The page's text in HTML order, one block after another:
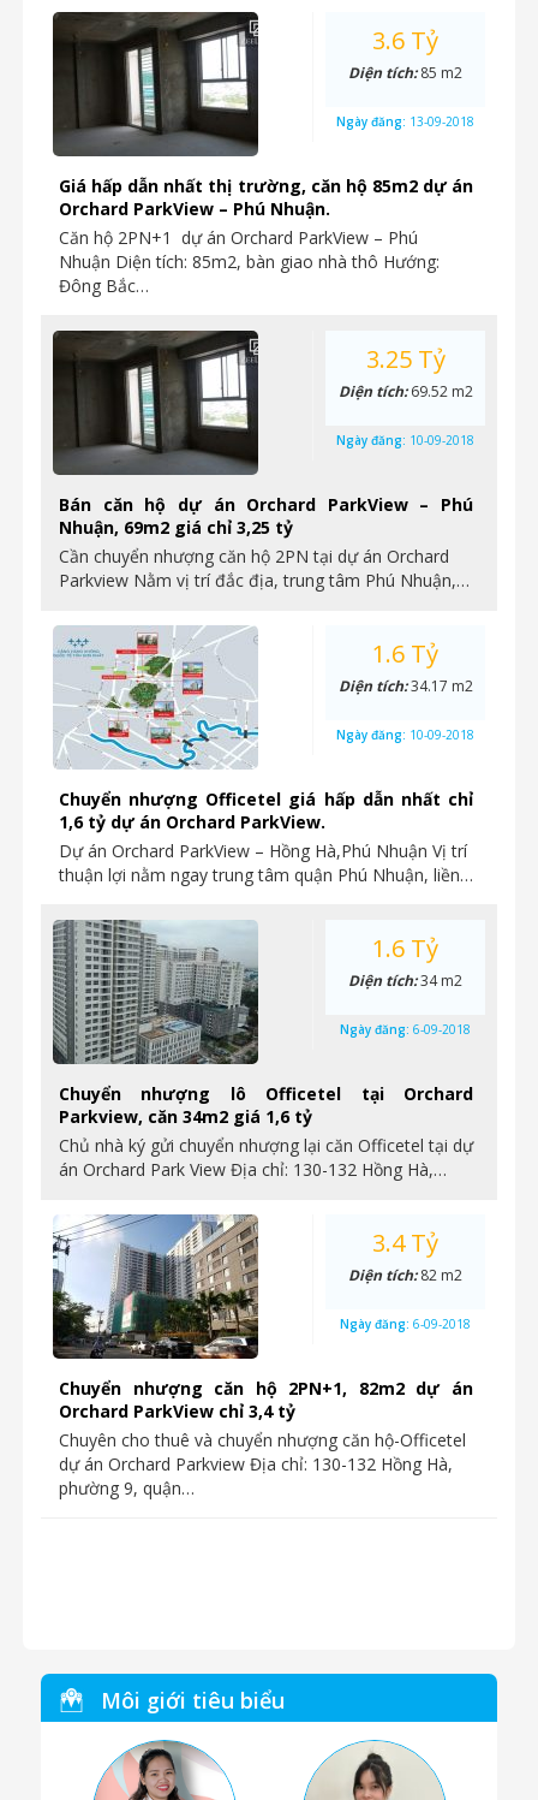
Giá hấp dẫn nhất thị trường, căn hộ 85m2 dự án
Orchard ParkView – Phú Nhuận.
Căn hộ 2PN+1 dự án Orchard ParkView – Phú
Nhuận Diện tích: 85m2, bàn giao nhà thô Hướng:
Đông Bắc…
3.6 Tỷ
Diện tích:85 m2
Ngày đăng: 13-09-2018
Bán căn hộ dự án Orchard ParkView – Phú
Nhuận, 69m2 giá chỉ 3,25 tỷ
Cần chuyển nhượng căn hộ 2PN tại dự án Orchard
Parkview Nằm vị trí đắc địa, trung tâm Phú Nhuận,…
3.25 Tỷ
Diện tích:69.52 m2
Ngày đăng: 10-09-2018
Chuyển nhượng Officetel giá hấp dẫn nhất chỉ
1,6 tỷ dự án Orchard ParkView.
Dự án Orchard ParkView – Hồng Hà,Phú Nhuận Vị trí
thuận lợi nằm ngay trung tâm quận Phú Nhuận, liền…
1.6 Tỷ
Diện tích:34.17 m2
Ngày đăng: 10-09-2018
Chuyển nhượng lô Officetel tại Orchard
Parkview, căn 34m2 giá 1,6 tỷ
Chủ nhà ký gửi chuyển nhượng lại căn Officetel tại dự
án Orchard Park View Địa chỉ: 130-132 Hồng Hà,…
1.6 Tỷ
Diện tích:34 m2
Ngày đăng: 6-09-2018
Chuyển nhượng căn hộ 2PN+1, 82m2 dự án
Orchard ParkView chỉ 3,4 tỷ
Chuyên cho thuê và chuyển nhượng căn hộ-Officetel
dự án Orchard Parkview Địa chỉ: 130-132 Hồng Hà,
phường 9, quận…
3.4 Tỷ
Diện tích:82 m2
Ngày đăng: 6-09-2018
Môi giới tiêu biểu